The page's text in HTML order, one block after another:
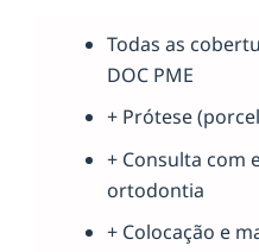
Todas as
DOC PME
+ Prótese
+ Consulta com
ortodontia
+ Colocação e